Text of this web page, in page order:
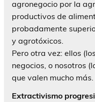
agronegocio por la
productivos de
probadamente
y agrotóxicos.
Pero otra vez: ellos
negocios, o nosotros
que valen mucho
Extractivismo